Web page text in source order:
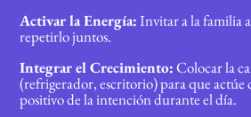
Activar la Energía:Invitar a la familia
repetirlo juntos.
Integrar el Crecimiento:Colocar la
(refrigerador, escritorio) para que
positivo de la intención durante el día.